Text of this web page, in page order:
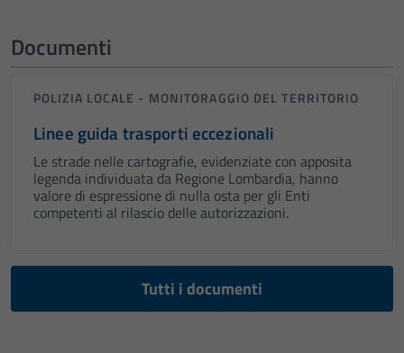
Documenti
POLIZIA LOCALE - MONITORAGGIO DEL TERRITORIO
Linee guida trasporti eccezionali
Le strade nelle cartografie, evidenziate con apposita
legenda individuata da Regione Lombardia, hanno
valore di espressione di nulla osta per gli Enti
competenti al rilascio delle autorizzazioni.
Tutti i documenti